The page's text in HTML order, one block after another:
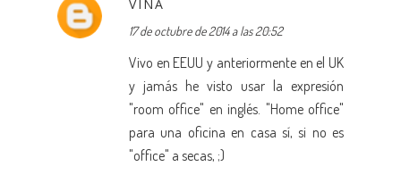
VINA
17 de octubre de 2014 a las 20:52
Vivo en EEUU y anteriormente en el UK
y jamás he visto usar la expresión
"room office" en inglés. "Home office"
para una oficina en casa sí, si no es
"office" a secas, ;)